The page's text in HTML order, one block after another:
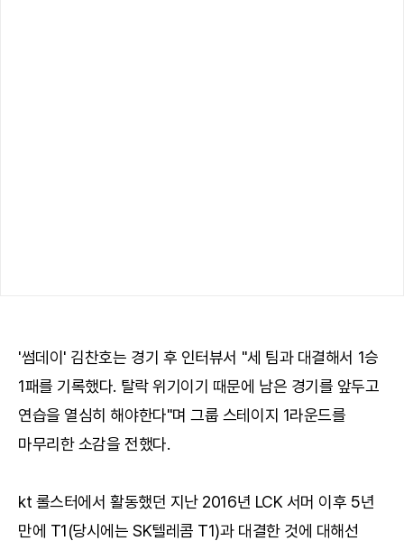
'썸데이' 김찬호는 경기 후 인터뷰서 "세 팀과 대결해서 1승
1패를 기록했다. 탈락 위기이기 때문에 남은 경기를 앞두고
연습을 열심히 해야한다"며 그룹 스테이지 1라운드를
마무리한 소감을 전했다.
kt 롤스터에서 활동했던 지난 2016년 LCK 서머 이후 5년
만에 T1(당시에는 SK텔레콤 T1)과 대결한 것에 대해선